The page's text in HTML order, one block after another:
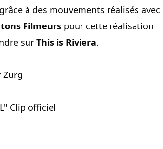
à des mouvements réalisés avec
Filmeurs pour cette réalisation
sur This is Riviera.
Zurg
Clip officiel